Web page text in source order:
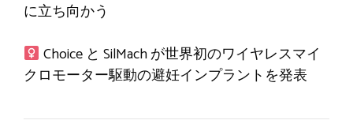
に立ち向かう
Choice と SilMach が世界初のワイヤレスマイ
クロモーター駆動の避妊インプラントを発表